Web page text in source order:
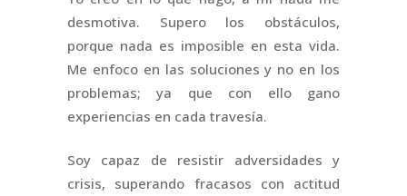
desmotiva. Supero los obstáculos,
porque nada es imposible en esta vida.
Me enfoco en las soluciones y no en los
problemas; ya que con ello gano
experiencias en cada travesía.
Soy capaz de resistir adversidades y
crisis, superando fracasos con actitud